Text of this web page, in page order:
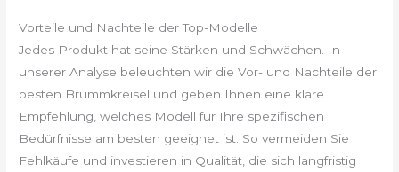
Vorteile und Nachteile der Top-Modelle
Jedes Produkt hat seine Stärken und Schwächen. In
unserer Analyse beleuchten wir die Vor- und Nachteile der
besten Brummkreisel und geben Ihnen eine klare
Empfehlung, welches Modell für Ihre spezifischen
Bedürfnisse am besten geeignet ist. So vermeiden Sie
Fehlkäufe und investieren in Qualität, die sich langfristig